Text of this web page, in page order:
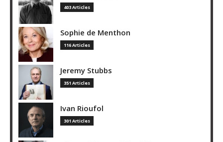
403 Articles
Sophie de Menthon
116 Articles
Jeremy Stubbs
351 Articles
Ivan Rioufol
301 Articles